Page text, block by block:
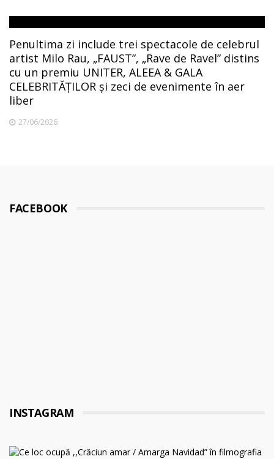
Penultima zi include trei spectacole de celebrul
artist Milo Rau, „FAUST”, „Rave de Ravel” distins
cu un premiu UNITER, ALEEA & GALA
CELEBRITĂȚILOR și zeci de evenimente în aer
liber
27/06/2026
FACEBOOK
INSTAGRAM